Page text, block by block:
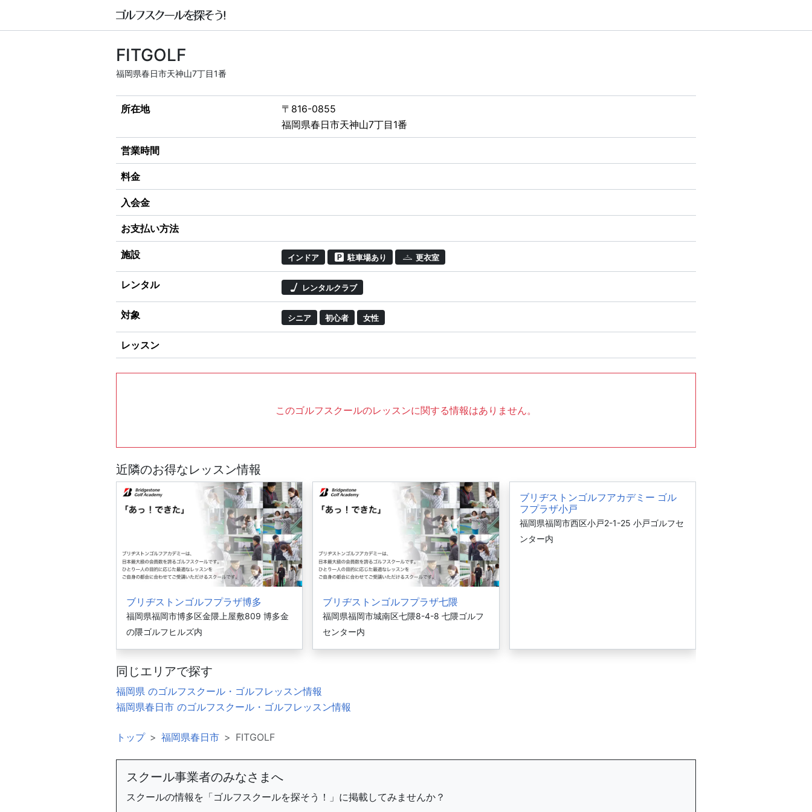
FITGOLF
福岡県春日市天神山7丁目1番
所在地
〒816-0855
福岡県春日市天神山7丁目1番
営業時間
料金
入会金
お支払い方法
施設 インドア 駐車場あり 更衣室
レンタル レンタルクラブ
対象 シニア 初心者 女性
レッスン
このゴルフスクールのレッスンに関する情報はありません。
近隣のお得なレッスン情報
ブリヂストンゴルフプラザ博多
福岡県福岡市博多区金隈上屋敷809 博多金
の隈ゴルフヒルズ内
ブリヂストンゴルフプラザ七隈
福岡県福岡市城南区七隈8-4-8 七隈ゴルフ
センター内
ブリヂストンゴルフアカデミー ゴル
フプラザ小戸
福岡県福岡市西区小戸2-1-25 小戸ゴルフセ
ンター内
同じエリアで探す
福岡県 のゴルフスクール・ゴルフレッスン情報
福岡県春日市 のゴルフスクール・ゴルフレッスン情報
トップ 福岡県春日市 FITGOLF
スクール事業者のみなさまへ
スクールの情報を「ゴルフスクールを探そう！」に掲載してみませんか？